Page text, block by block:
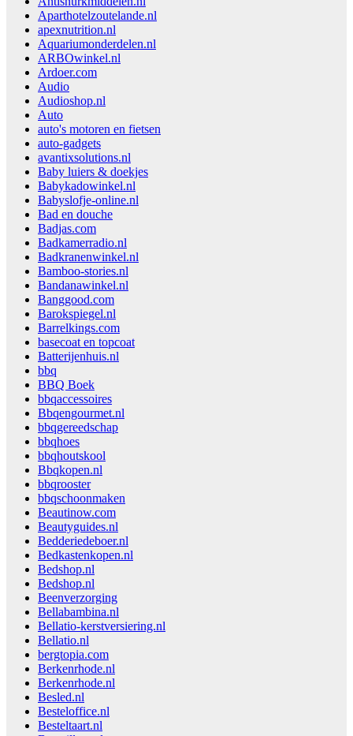
Aparthotelzoutelande.nl
apexnutrition.nl
Aquariumonderdelen.nl
ARBOwinkel.nl
Ardoer.com
Audio
Audioshop.nl
Auto
auto's motoren en fietsen
auto-gadgets
avantixsolutions.nl
Baby luiers & doekjes
Babykadowinkel.nl
Babyslofje-online.nl
Bad en douche
Badjas.com
Badkamerradio.nl
Badkranenwinkel.nl
Bamboo-stories.nl
Bandanawinkel.nl
Banggood.com
Barokspiegel.nl
Barrelkings.com
basecoat en topcoat
Batterijenhuis.nl
bbq
BBQ Boek
bbqaccessoires
Bbqengourmet.nl
bbqgereedschap
bbqhoes
bbqhoutskool
Bbqkopen.nl
bbqrooster
bbqschoonmaken
Beautinow.com
Beautyguides.nl
Bedderiedeboer.nl
Bedkastenkopen.nl
Bedshop.nl
Bedshop.nl
Beenverzorging
Bellabambina.nl
Bellatio-kerstversiering.nl
Bellatio.nl
bergtopia.com
Berkenrhode.nl
Berkenrhode.nl
Besled.nl
Besteloffice.nl
Besteltaart.nl